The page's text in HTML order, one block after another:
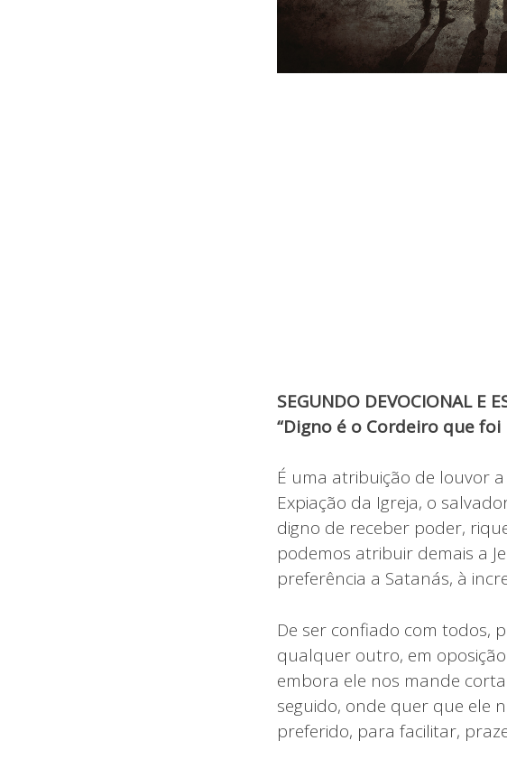
SEGUNDO DEVOCIONAL E
“Digno é o Cordeiro que foi
É uma atribuição de louvor a
Expiação da Igreja, o
digno de receber poder,
podemos atribuir demais a
preferência a Satanás, à
De ser confiado com todos,
qualquer outro, em
embora ele nos mande
seguido, onde quer que ele
preferido, para facilitar,